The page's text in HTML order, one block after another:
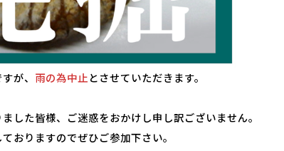
が、 雨の為中止とさせていただきます。
した皆様、ご迷惑をおかけし申し訳ございません。
おりますのでぜひご参加下さい。